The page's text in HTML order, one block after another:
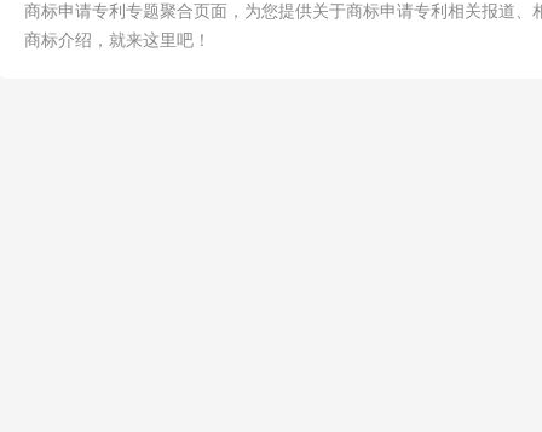
商标申请专利专题聚合页面，为您提供关于商标申请专利相关报道
商标介绍，就来这里吧！